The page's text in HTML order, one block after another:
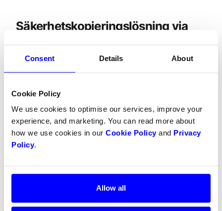
Consent Details About
Cookie Policy
We use cookies to optimise our services, improve your
experience, and marketing. You can read more about
how we use cookies in our Cookie Policyand Privacy
Policy.
Allow all
Säkerhetskopieringslösning via
Dintero Backoffice
I några fall kan det vara nödvändigt att återbetala
betalningar via Dintero Backoffice istället för via
beställningen manuellt i pluginet eftersom
Backoffice inte skickar återbetalningsinformation
tillbaka till insticksprogrammet.
Börja med att navigera till den aktuella
backoffice.dintero.com, välj Betalningar i den
Betala tillbaka